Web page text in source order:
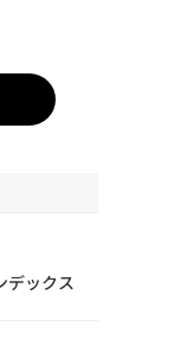
ックス